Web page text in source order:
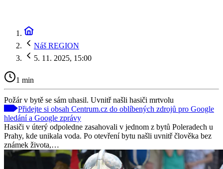
Náš REGION
5. 11. 2025, 15:00
1 min
Požár v bytě se sám uhasil. Uvnitř našli hasiči mrtvolu
Přidejte si obsah Centrum.cz do oblíbených zdrojů pro Google
hledání a Google zprávy
Hasiči v úterý odpoledne zasahovali v jednom z bytů Poleradech u
Prahy, kde unikala voda. Po otevření bytu našli uvnitř člověka bez
známek života,…